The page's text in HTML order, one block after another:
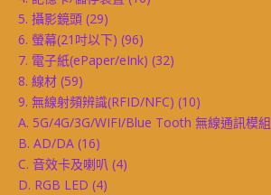
5. 攝影鏡頭 (29)
6. 螢幕(21吋以下) (96)
7. 電子紙(ePaper/eInk) (32)
8. 線材 (59)
9. 無線射頻辨識(RFID/NFC) (10)
A. 5G/4G/3G/WIFI/Blue Tooth 無線通訊模組
B. AD/DA (16)
C. 音效卡及喇叭 (4)
D. RGB LED (4)